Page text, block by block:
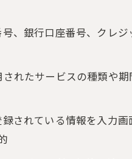
、銀行口座番号、クレ
れたサービスの種類や
されている情報を入力